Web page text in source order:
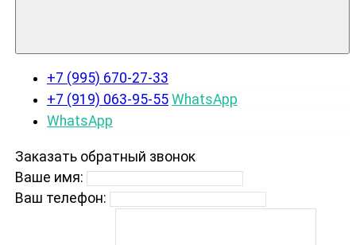
+7 (995) 670-27-33
+7 (919) 063-95-55 WhatsApp
WhatsApp
Заказать обратный звонок
Ваше имя:
Ваш телефон: